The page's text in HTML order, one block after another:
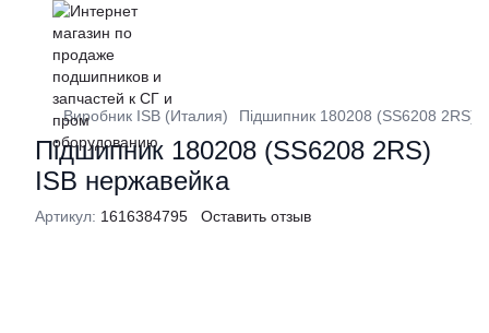
Виробник ISB (Италия) Підшипник 180208 (SS6208 2RS)
Підшипник 180208 (SS6208 2RS)
ISB нержавейка
Артикул: 1616384795 Оставить отзыв